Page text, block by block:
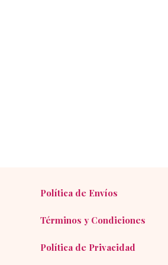
Política de Envíos
Términos y Condiciones
Política de Privacidad